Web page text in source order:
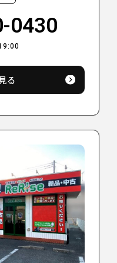
0430
る